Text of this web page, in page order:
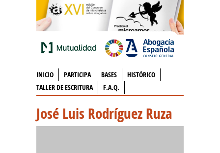
INICIO PARTICIPA BASES
HISTÓRICO
TALLER DE ESCRITURA
F.A.Q.
José Luis Rodríguez Ruza